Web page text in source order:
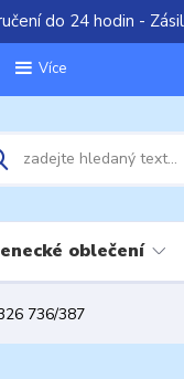
do 24 hodin -
Více
oblečení
736/387